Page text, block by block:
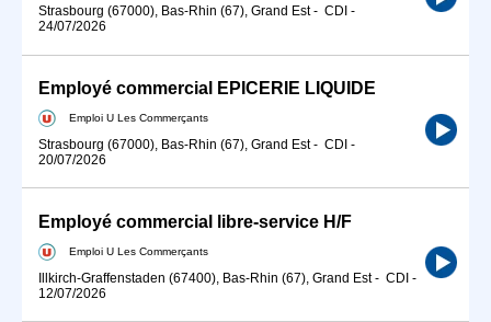
Strasbourg (67000), Bas-Rhin (67), Grand Est- CDI -
24/07/2026
Employé commercial EPICERIE LIQUIDE
Emploi U Les Commerçants
Strasbourg (67000), Bas-Rhin (67), Grand Est- CDI -
20/07/2026
Employé commercial libre-service H/F
Emploi U Les Commerçants
Illkirch-Graffenstaden (67400), Bas-Rhin (67), Grand Est- CDI -
12/07/2026